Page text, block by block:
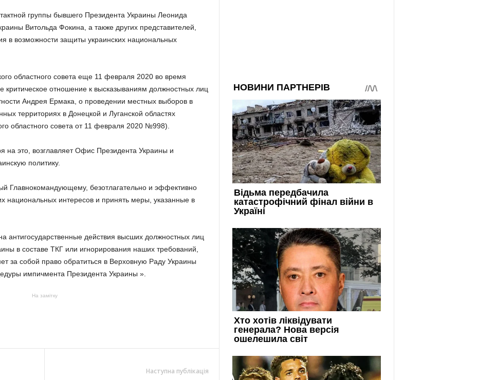
группы бывшего Президента Украины Леонида
Витольда Фокина, а также других представителей,
в возможности защиты украинских национальных
областного совета еще 11 февраля 2020 во время
критическое отношение к высказываниям должностных лиц
Андрея Ермака, о проведении местных выборов в
территориях в Донецкой и Луганской областях
областного совета от 11 февраля 2020 №998).
на это, возглавляет Офис Президента Украины и
политику.
Главнокомандующему, безотлагательно и эффективно
национальных интересов и принять меры, указанные в
антигосударственные действия высших должностных лиц
в составе ТКГ или игнорирования наших требований,
за собой право обратиться в Верховную Раду Украины
импичмента Президента Украины ».
На замітку
Наступна публікація